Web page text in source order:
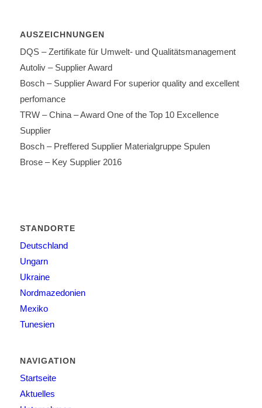
AUSZEICHNUNGEN
DQS – Zertifikate für Umwelt- und Qualitätsmanagement
Autoliv – Supplier Award
Bosch – Supplier Award For superior quality and excellent
perfomance
TRW – China – Award One of the Top 10 Excellence
Supplier
Bosch – Preffered Supplier Materialgruppe Spulen
Brose – Key Supplier 2016
STANDORTE
Deutschland
Ungarn
Ukraine
Nordmazedonien
Mexiko
Tunesien
NAVIGATION
Startseite
Aktuelles